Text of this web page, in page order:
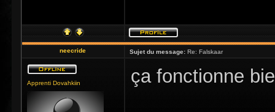
neecride Sujet du message: Re: Falskaar
Apprenti Dovahkiin ça fonctionne